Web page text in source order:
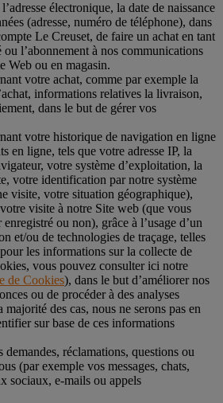
électronique, la date de naissance
(adresse, numéro de téléphone), dans
Le Creuset, de faire un achat en tant
l’abonnement à nos communications
Web ou en magasin.
votre achat, comme par exemple la
informations relatives la livraison,
dans le but de gérer vos
votre historique de navigation en ligne
en ligne, tels que votre adresse IP, la
votre système d’exploitation, la
votre identification par notre système
visite, votre situation géographique),
visite à notre Site web (que vous
ou non), grâce à l’usage d’un
et/ou de technologies de traçage, telles
les informations sur la collecte de
vous pouvez consulter ici notre
de Cookies), dans le but d’améliorer nos
ou de procéder à des analyses
majorité des cas, nous ne serons pas en
sur base de ces informations
demandes, réclamations, questions ou
(par exemple vos messages, chats,
sociaux, e-mails ou appels